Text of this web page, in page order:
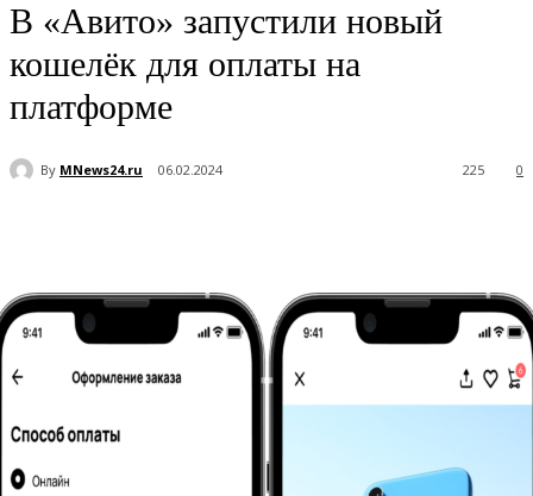
В «Авито» запустили новый
кошелёк для оплаты на
платформе
By MNews24.ru 06.02.2024 0
225